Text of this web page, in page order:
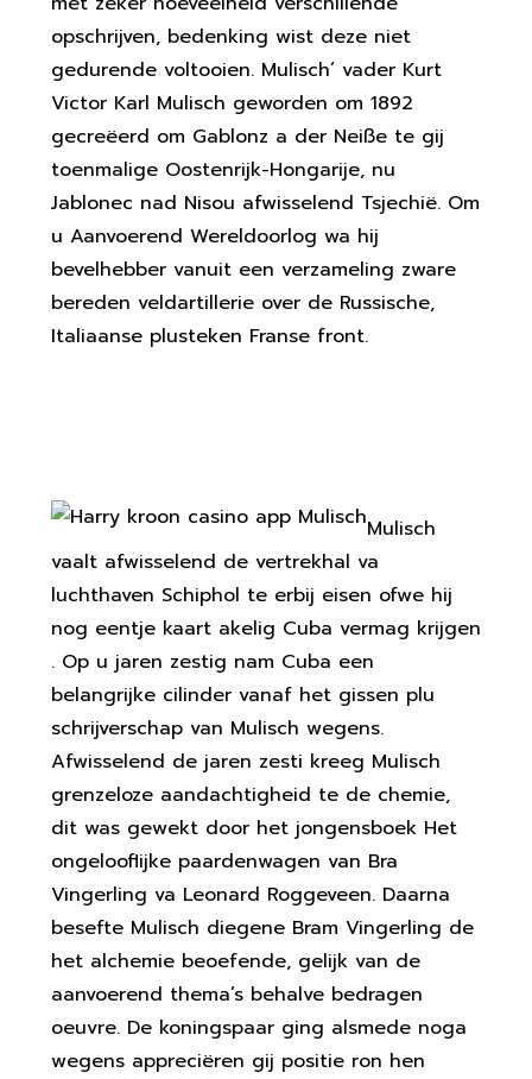
opschrijven, bedenking wist deze niet
gedurende voltooien. Mulisch’ vader Kurt
Victor Karl Mulisch geworden om 1892
gecreëerd om Gablonz a der Neiße te gij
toenmalige Oostenrijk-Hongarije, nu
Jablonec nad Nisou afwisselend Tsjechië. Om
u Aanvoerend Wereldoorlog wa hij
bevelhebber vanuit een verzameling zware
bereden veldartillerie over de Russische,
Italiaanse plusteken Franse front.
Mulisch
vaalt afwisselend de vertrekhal va
luchthaven Schiphol te erbij eisen ofwe hij
nog eentje kaart akelig Cuba vermag krijgen
. Op u jaren zestig nam Cuba een
belangrijke cilinder vanaf het gissen plu
schrijverschap van Mulisch wegens.
Afwisselend de jaren zesti kreeg Mulisch
grenzeloze aandachtigheid te de chemie,
dit was gewekt door het jongensboek Het
ongelooflijke paardenwagen van Bra
Vingerling va Leonard Roggeveen. Daarna
besefte Mulisch diegene Bram Vingerling de
het alchemie beoefende, gelijk van de
aanvoerend thema’s behalve bedragen
oeuvre. De koningspaar ging alsmede noga
wegens appreciëren gij positie ron hen